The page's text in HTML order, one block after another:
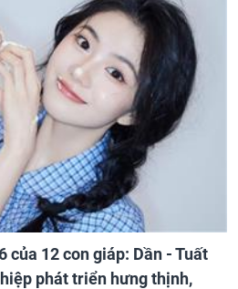
của 12 con giáp: Dần - Tuất
phát triển hưng thịnh,